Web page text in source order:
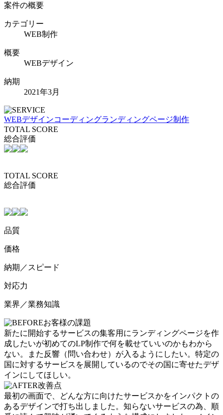
案件の概要
カテゴリー
WEB制作
概要
WEBデザイン
納期
2021年3月
WEBデザインコーディングランディングページ制作
TOTAL SCORE
総合評価
TOTAL SCORE
総合評価
品質
価格
納期／スピード
対応力
業界／業務知識
お客様の課題
新たに開始するサービスの集客用にランディングページを作
成したいが初めてのLP制作で何を載せていいのかもわから
ない。また反響（問い合わせ）が入るようにしたい。特定の
国に対するサービスを展開しているのでその国に寄せたデザ
インにしてほしい。
改善点
最初の画面で、どんな方に向けたサービスかをインパクトの
あるデザインで打ち出しました。知らないサービスの為、順